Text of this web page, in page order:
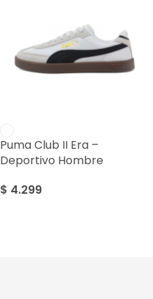
Puma Club II Era –
Deportivo Hombre
$ 4.299